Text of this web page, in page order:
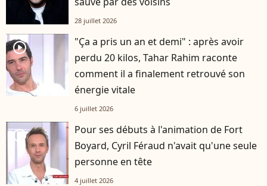
28 juillet 2026
player2
"Ça a pris un an et demi" : après avoir
perdu 20 kilos, Tahar Rahim raconte
comment il a finalement retrouvé son
énergie vitale
6 juillet 2026
player2
Pour ses débuts à l'animation de Fort
Boyard, Cyril Féraud n'avait qu'une seule
personne en tête
4 juillet 2026